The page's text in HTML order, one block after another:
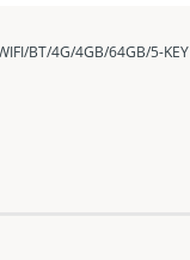
BT/4G/4GB/64GB/5-KEY